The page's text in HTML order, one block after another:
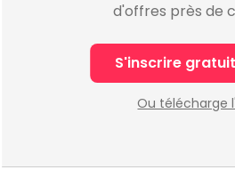
d'offres près de
S'inscrire
Ou télécharge